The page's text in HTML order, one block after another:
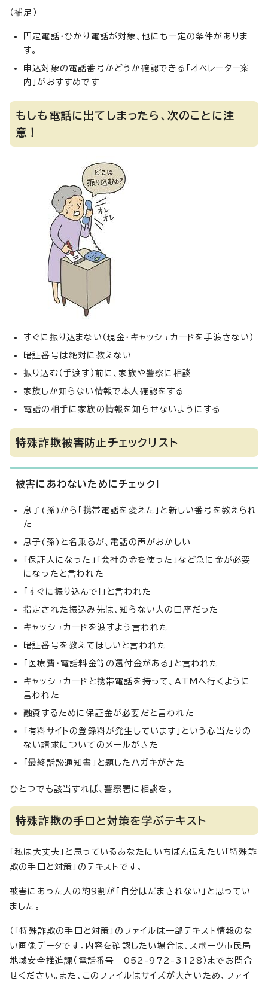
（補足）
固定電話・ひかり電話が対象、他にも一定の条件がありま
す。
申込対象の電話番号かどうか確認できる「オペレーター案
内」がおすすめです
もしも電話に出てしまったら、次のことに注
意！
すぐに振り込まない（現金・キャッシュカードを手渡さない）
暗証番号は絶対に教えない
振り込む（手渡す）前に、家族や警察に相談
家族しか知らない情報で本人確認をする
電話の相手に家族の情報を知らせないようにする
特殊詐欺被害防止チェックリスト
被害にあわないためにチェック!
息子(孫)から「携帯電話を変えた」と新しい番号を教えられ
た
息子(孫)と名乗るが、電話の声がおかしい
「保証人になった」「会社の金を使った」など急に金が必要
になったと言われた
「すぐに振り込んで!」と言われた
指定された振込み先は、知らない人の口座だった
キャッシュカードを渡すよう言われた
暗証番号を教えてほしいと言われた
「医療費・電話料金等の還付金がある」と言われた
キャッシュカードと携帯電話を持って、ATMへ行くように
言われた
融資するために保証金が必要だと言われた
「有料サイトの登録料が発生しています」という心当たりの
ない請求についてのメールがきた
「最終訴訟通知書」と題したハガキがきた
ひとつでも該当すれば、警察署に相談を。
特殊詐欺の手口と対策を学ぶテキスト
「私は大丈夫」と思っているあなたにいちばん伝えたい「特殊詐
欺の手口と対策」のテキストです。
被害にあった人の約9割が「自分はだまされない」と思ってい
ました。
（「特殊詐欺の手口と対策」のファイルは一部テキスト情報のな
い画像データです。内容を確認したい場合は、スポーツ市民局
地域安全推進課（電話番号 052-972-3128）までお問合
せください。また、このファイルはサイズが大きいため、ファイ